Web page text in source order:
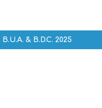
B.U.A. & B.D.C. 2025